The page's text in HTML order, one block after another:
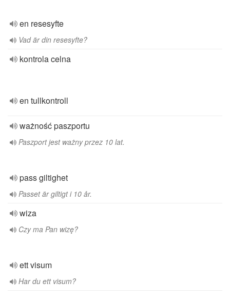
en resesyfte
Vad är din resesyfte?
kontrola celna
en tullkontroll
ważność paszportu
Paszport jest ważny przez 10 lat.
pass giltighet
Passet är giltigt i 10 år.
wiza
Czy ma Pan wizę?
ett visum
Har du ett visum?